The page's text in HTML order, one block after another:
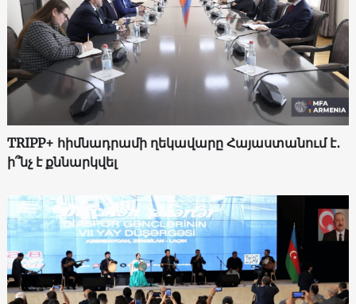
TRIPP+ հիմնադրամի ղեկավարը Հայաստանում է․
ի՞նչ է քննարկվել